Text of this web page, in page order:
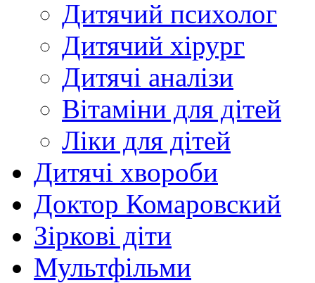
Дитячий психолог
Дитячий хірург
Дитячі аналізи
Вітаміни для дітей
Ліки для дітей
Дитячі хвороби
Доктор Комаровский
Зіркові діти
Мультфільми